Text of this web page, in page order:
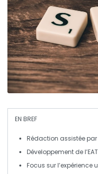
EN BREF
Rédaction assistée par
Développement de l’EAT
Focus sur l’expérience